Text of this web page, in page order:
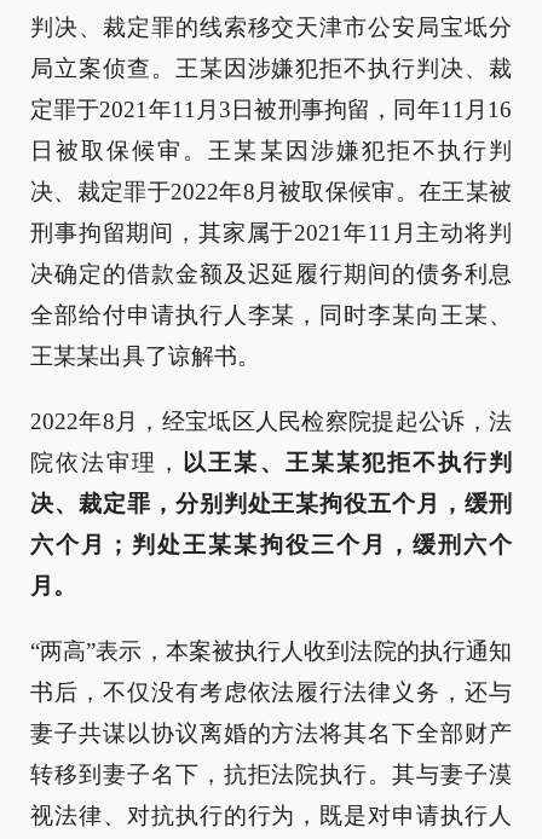
判决、裁定罪的线索移交天津市公安局宝坻分
局立案侦查。王某因涉嫌犯拒不执行判决、裁
定罪于2021年11月3日被刑事拘留，同年11月16
日被取保候审。王某某因涉嫌犯拒不执行判
决、裁定罪于2022年8月被取保候审。在王某被
刑事拘留期间，其家属于2021年11月主动将判
决确定的借款金额及迟延履行期间的债务利息
全部给付申请执行人李某，同时李某向王某、
王某某出具了谅解书。
2022年8月，经宝坻区人民检察院提起公诉，法
院依法审理，
以王某、王某某犯拒不执行判
决、裁定罪，分别判处王某拘役五个月，缓刑
六个月；判处王某某拘役三个月，缓刑六个
月。
“两高”表示，本案被执行人收到法院的执行通知
书后，不仅没有考虑依法履行法律义务，还与
妻子共谋以协议离婚的方法将其名下全部财产
转移到妻子名下，抗拒法院执行。其与妻子漠
视法律、对抗执行的行为，既是对申请执行人